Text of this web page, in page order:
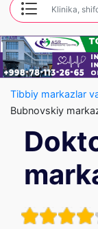
Tibbiy markazlar
Bubnovskiy